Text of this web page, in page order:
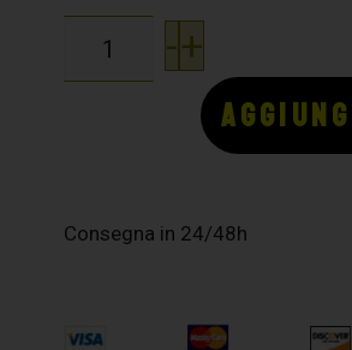
-+
Consegna in 24/48h